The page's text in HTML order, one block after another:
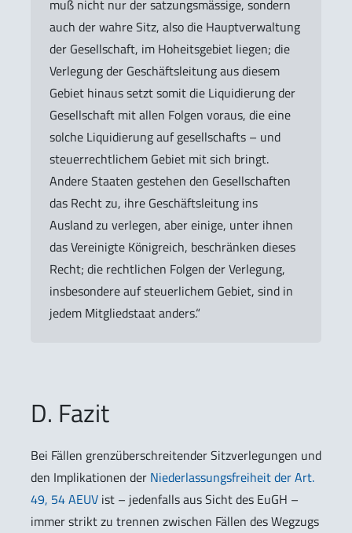
muß nicht nur der satzungsmässige, sondern
auch der wahre Sitz, also die Hauptverwaltung
der Gesellschaft, im Hoheitsgebiet liegen; die
Verlegung der Geschäftsleitung aus diesem
Gebiet hinaus setzt somit die Liquidierung der
Gesellschaft mit allen Folgen voraus, die eine
solche Liquidierung auf gesellschafts – und
steuerrechtlichem Gebiet mit sich bringt.
Andere Staaten gestehen den Gesellschaften
das Recht zu, ihre Geschäftsleitung ins
Ausland zu verlegen, aber einige, unter ihnen
das Vereinigte Königreich, beschränken dieses
Recht; die rechtlichen Folgen der Verlegung,
insbesondere auf steuerlichem Gebiet, sind in
jedem Mitgliedstaat anders.“
D. Fazit
Bei Fällen grenzüberschreitender Sitzverlegungen und
den Implikationen der Niederlassungsfreiheit der Art.
49, 54 AEUV ist – jedenfalls aus Sicht des EuGH –
immer strikt zu trennen zwischen Fällen des Wegzugs